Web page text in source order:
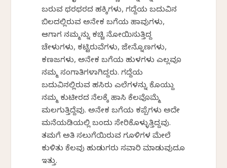
ಬರುವ ಥರಥರದ ಹಕ್ಕಿಗಳು, ಗದ್ದೆಯ ಬದುವಿನ
ಬಿಲದಲ್ಲಿರುವ ಅನೇಕ ಬಗೆಯ ಹಾವುಗಳು,
ಆಗಾಗ ನಮ್ಮನ್ನು ಕಚ್ಚಿ ನೋಯಿಸುತ್ತಿದ್ದ
ಚೇಳುಗಳು, ಕಟ್ಟಿರುವೆಗಳು, ಜೇನ್ನೊಣಗಳು,
ಕಣಜಗಳು, ಅನೇಕ ಬಗೆಯ ಹುಳಗಳು ಎಲ್ಲವೂ
ನಮ್ಮ ಸಂಗಾತಿಗಳಾಗಿದ್ದರು. ಗದ್ದೆಯ
ಬದುವಿನಲ್ಲಿರುವ ಹಸಿರು ಎಲೆಗಳನ್ನು ಕೊಯ್ದು
ನಮ್ಮ ಕುಟೀರದ ನೆಲಕ್ಕೆ ಹಾಸಿ ಕೆಲವೊಮ್ಮೆ
ಮಲಗುತ್ತಿದ್ದೆವು. ಅನೇಕ ಬಗೆಯ ಕಪ್ಪೆಗಳು ಅದೇ
ಮನೆಯಡಿಯಲ್ಲಿ ಬಂದು ಸೇರಿಕೊಳ್ಳುತ್ತಿದ್ದವು.
ತಮಗೆ ಅತಿ ಸಲುಗೆಯಿರುವ ಗೂಳಿಗಳ ಮೇಲೆ
ಕುಳಿತು ಕೆಲವು ಹುಡುಗರು ಸವಾರಿ ಮಾಡುವುದೂ
ಇತ್ತು.